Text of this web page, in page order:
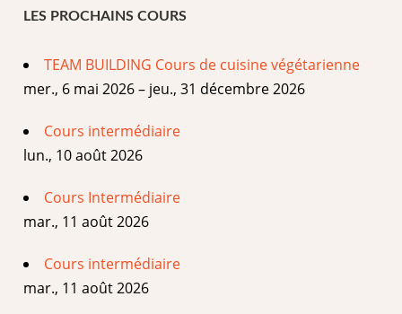
LES PROCHAINS COURS
TEAM BUILDING Cours de cuisine végétarienne
mer., 6 mai 2026 – jeu., 31 décembre 2026
Cours intermédiaire
lun., 10 août 2026
Cours Intermédiaire
mar., 11 août 2026
Cours intermédiaire
mar., 11 août 2026